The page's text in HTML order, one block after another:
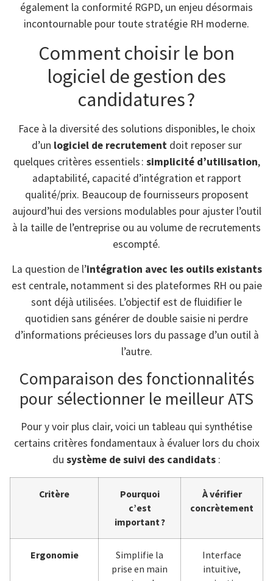
également la conformité RGPD, un enjeu désormais
incontournable pour toute stratégie RH moderne.
Comment choisir le bon
logiciel de gestion des
candidatures ?
Face à la diversité des solutions disponibles, le choix
d’un logiciel de recrutementdoit reposer sur
quelques critères essentiels : simplicité d’utilisation,
adaptabilité, capacité d’intégration et rapport
qualité/prix. Beaucoup de fournisseurs proposent
aujourd’hui des versions modulables pour ajuster l’outil
à la taille de l’entreprise ou au volume de recrutements
escompté.
La question de l’intégration avec les outils existants
est centrale, notamment si des plateformes RH ou paie
sont déjà utilisées. L’objectif est de fluidifier le
quotidien sans générer de double saisie ni perdre
d’informations précieuses lors du passage d’un outil à
l’autre.
Comparaison des fonctionnalités
pour sélectionner le meilleur ATS
Pour y voir plus clair, voici un tableau qui synthétise
certains critères fondamentaux à évaluer lors du choix
du système de suivi des candidats :
Critère
Pourquoi
c’est
important ?
À vérifier
concrètement
Ergonomie
Simplifie la
prise en main
Interface
intuitive,